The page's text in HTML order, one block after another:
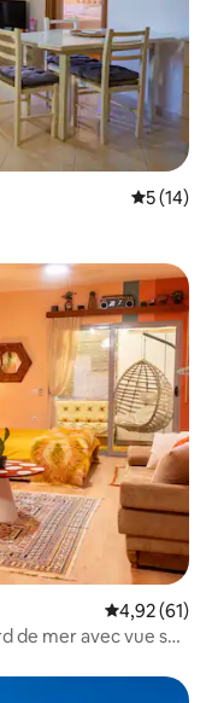
Note
5 (14)
Note
4,92 (61)
de mer avec vue sur